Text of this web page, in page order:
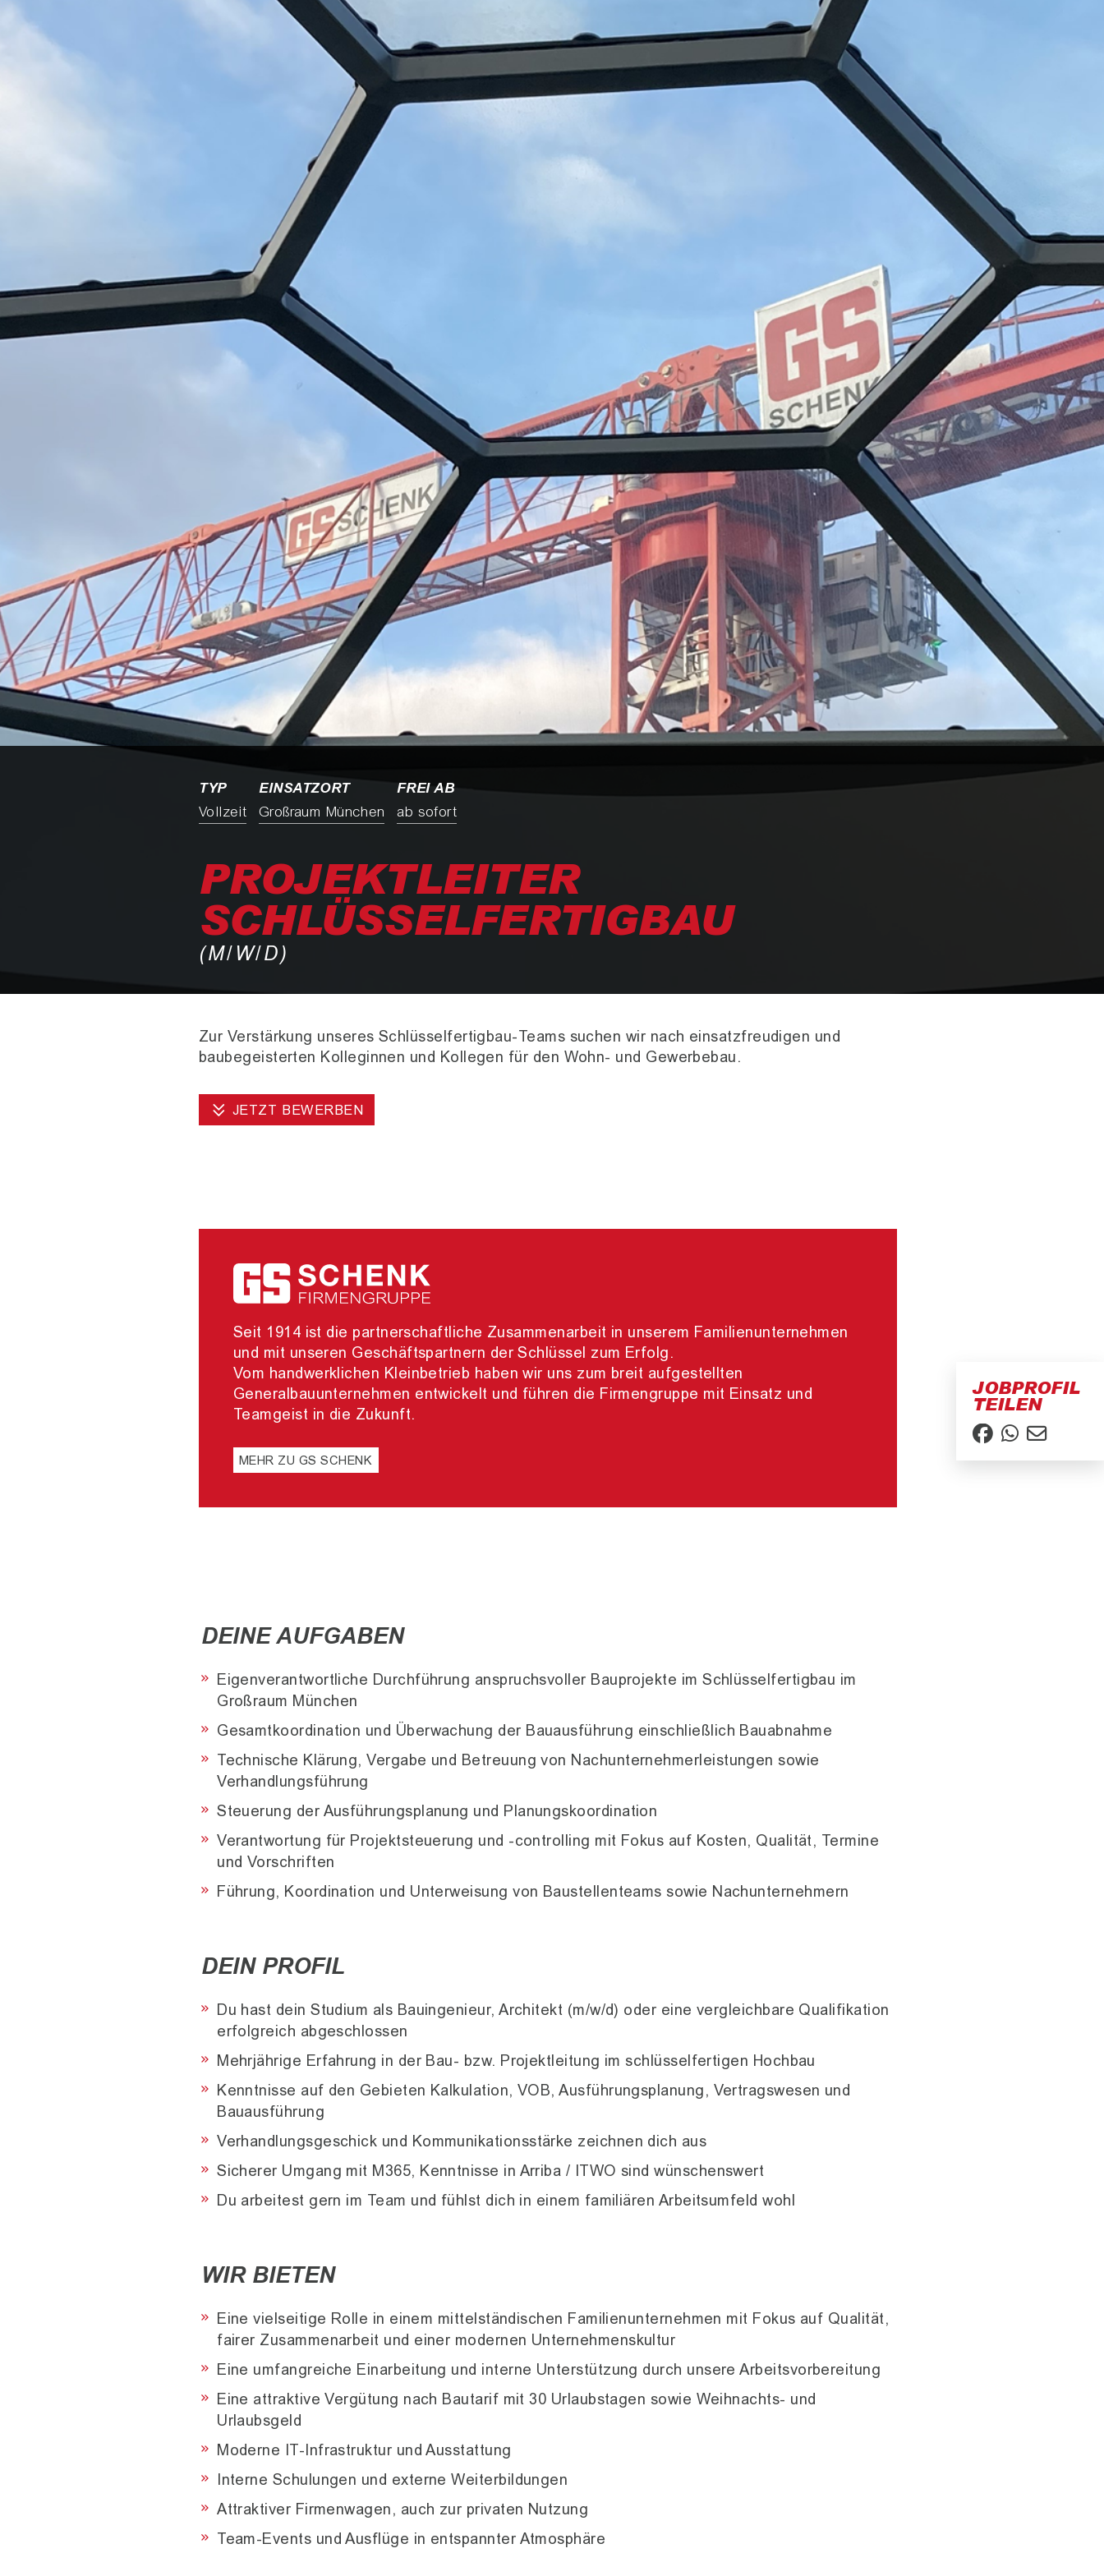
JOBPROFIL
TEILEN
TYP
Vollzeit
EINSATZORT
Großraum München
FREI AB
ab sofort
PROJEKTLEITER
SCHLÜSSELFERTIGBAU
(M/W/D)
Zur Verstärkung unseres Schlüsselfertigbau-Teams suchen wir nach einsatzfreudigen und
baubegeisterten Kolleginnen und Kollegen für den Wohn- und Gewerbebau.
JETZT BEWERBEN
Seit 1914 ist die partnerschaftliche Zusammenarbeit in unserem Familienunternehmen
und mit unseren Geschäftspartnern der Schlüssel zum Erfolg.
Vom handwerklichen Kleinbetrieb haben wir uns zum breit aufgestellten
Generalbauunternehmen entwickelt und führen die Firmengruppe mit Einsatz und
Teamgeist in die Zukunft.
MEHR ZU GS SCHENK
DEINE AUFGABEN
Eigenverantwortliche Durchführung anspruchsvoller Bauprojekte im Schlüsselfertigbau im
Großraum München
Gesamtkoordination und Überwachung der Bauausführung einschließlich Bauabnahme
Technische Klärung, Vergabe und Betreuung von Nachunternehmerleistungen sowie
Verhandlungsführung
Steuerung der Ausführungsplanung und Planungskoordination
Verantwortung für Projektsteuerung und -controlling mit Fokus auf Kosten, Qualität, Termine
und Vorschriften
Führung, Koordination und Unterweisung von Baustellenteams sowie Nachunternehmern
DEIN PROFIL
Du hast dein Studium als Bauingenieur, Architekt (m/w/d) oder eine vergleichbare Qualifikation
erfolgreich abgeschlossen
Mehrjährige Erfahrung in der Bau- bzw. Projektleitung im schlüsselfertigen Hochbau
Kenntnisse auf den Gebieten Kalkulation, VOB, Ausführungsplanung, Vertragswesen und
Bauausführung
Verhandlungsgeschick und Kommunikationsstärke zeichnen dich aus
Sicherer Umgang mit M365, Kenntnisse in Arriba / ITWO sind wünschenswert
Du arbeitest gern im Team und fühlst dich in einem familiären Arbeitsumfeld wohl
WIR BIETEN
Eine vielseitige Rolle in einem mittelständischen Familienunternehmen mit Fokus auf Qualität,
fairer Zusammenarbeit und einer modernen Unternehmenskultur
Eine umfangreiche Einarbeitung und interne Unterstützung durch unsere Arbeitsvorbereitung
Eine attraktive Vergütung nach Bautarif mit 30 Urlaubstagen sowie Weihnachts- und
Urlaubsgeld
Moderne IT-Infrastruktur und Ausstattung
Interne Schulungen und externe Weiterbildungen
Attraktiver Firmenwagen, auch zur privaten Nutzung
Team-Events und Ausflüge in entspannter Atmosphäre